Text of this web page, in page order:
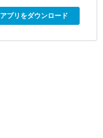
アプリをダウンロード